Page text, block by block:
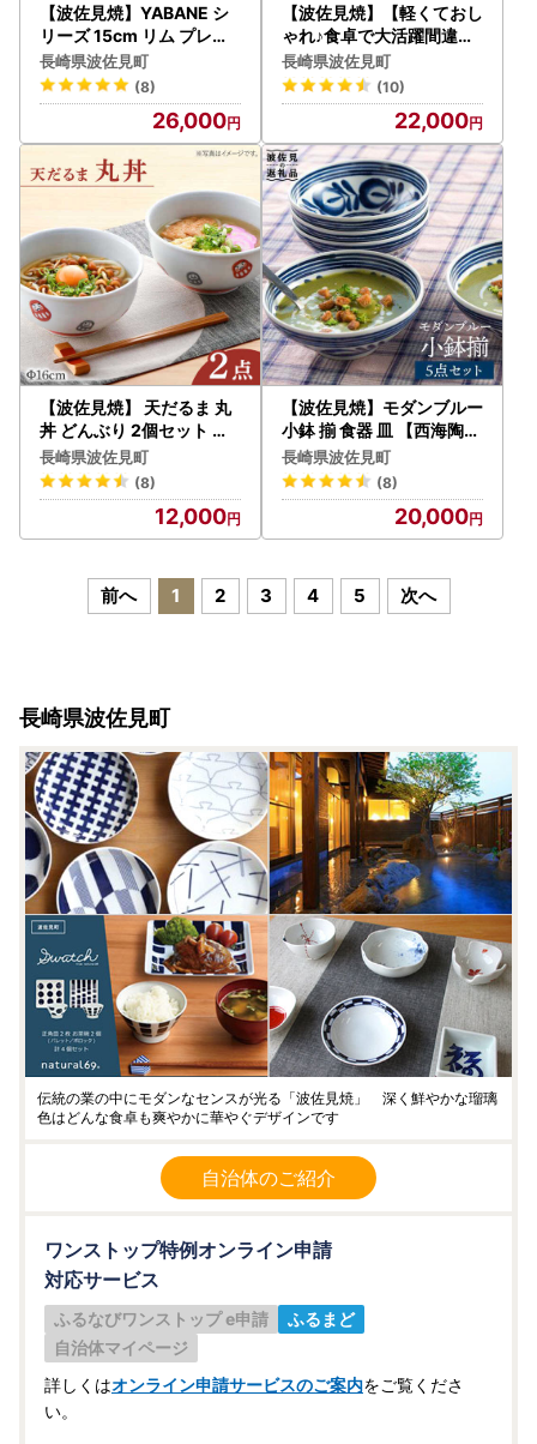
【波佐見焼】YABANE シ
リーズ 15cm リム プレー
ト 4枚セット 食器 皿 【永
峰製磁】【eiho】 [RA49]
波佐見焼 九州
長崎県波佐見町
(8)
26,000
【波佐見焼】【軽くておし
ゃれ♪食卓で大活躍間違い
なし】シュエット プレー
ト (小) 5枚セット 食器 皿
【福田陶器店】 [PA05] 波
長崎県波佐見町
(10)
22,000
【波佐見焼】 天だるま 丸
丼 どんぶり 2個セット 食
器 皿 【陶豊】 [OE06] 波
佐見焼
長崎県波佐見町
(8)
12,000
【波佐見焼】モダンブルー
小鉢 揃 食器 皿 【西海陶器
】 73512 5 [OA174] 波佐
見焼
長崎県波佐見町
(8)
20,000
前へ 1 2 3 4 5 次へ
長崎県波佐見町
伝統の業の中にモダンなセンスが光る「波佐見焼」 深く鮮やかな瑠璃
色はどんな食卓も爽やかに華やぐデザインです
自治体のご紹介
ワンストップ特例オンライン申請
対応サービス
ふるなびワンストップ e申請
ふるまど
自治体マイページ
詳しくはオンライン申請サービスのご案内をご覧くださ
い。